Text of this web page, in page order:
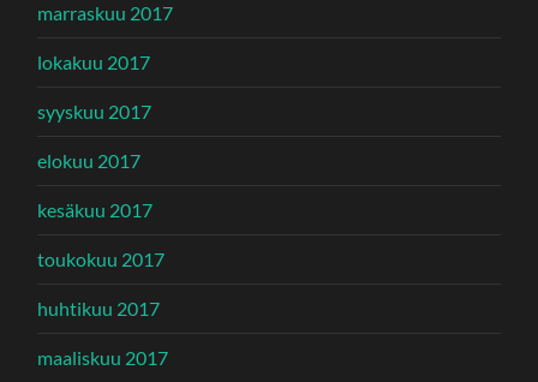
marraskuu 2017
lokakuu 2017
syyskuu 2017
elokuu 2017
kesäkuu 2017
toukokuu 2017
huhtikuu 2017
maaliskuu 2017